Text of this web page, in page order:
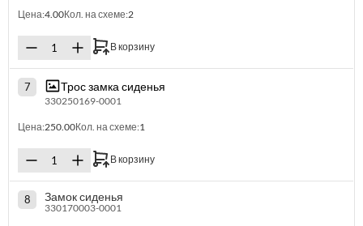
Цена:4.00Кол. на схеме:2
В корзину
7 Трос замка сиденья
330250169-0001
Цена:250.00Кол. на схеме:1
В корзину
8 Замок сиденья
330170003-0001